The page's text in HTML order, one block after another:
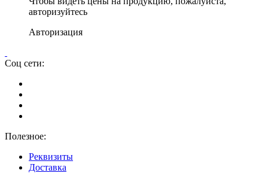
авторизуйтесь
Авторизация
Соц сети:
Полезное:
Реквизиты
Доставка